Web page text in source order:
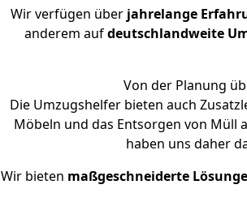
Wir verfügen über jahrelange
anderem aufdeutschlandweite
Von der Planung
Die Umzugshelfer bieten auch
Möbeln und das Entsorgen von Müll
haben uns daher
Wir bieten maßgeschneiderte